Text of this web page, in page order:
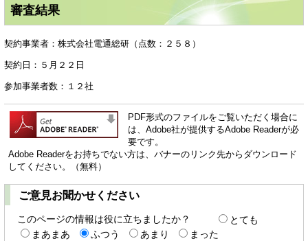
審査結果
契約事業者：株式会社電通総研（点数：２５８）
契約日：５月２２日
参加事業者数：１２社
PDF形式のファイルをご覧いただく場合に
は、Adobe社が提供するAdobe Readerが必
要です。
Adobe Readerをお持ちでない方は、バナーのリンク先からダウンロード
してください。（無料）
ご意見お聞かせください
このページの情報は役に立ちましたか？
とても
まあまあ
ふつう あまり
まった